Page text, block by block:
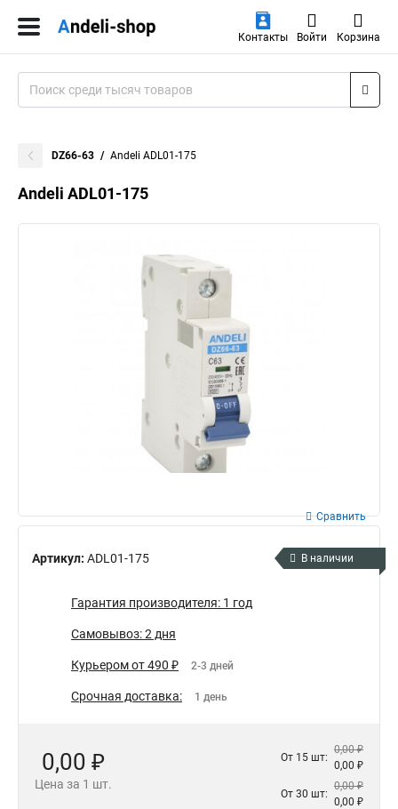
Контакты Войти Корзина
DZ66-63 Andeli ADL01-175
Andeli ADL01-175
Артикул: ADL01-175
Сравнить
В наличии
Гарантия производителя: 1 год
Самовывоз: 2 дня
Курьером от 490 ₽ 2-3 дней
Срочная доставка: 1 день
0,00 ₽
Цена за 1 шт.
От 15 шт:
0,00 ₽
0,00 ₽
От 30 шт:
0,00 ₽
0,00 ₽